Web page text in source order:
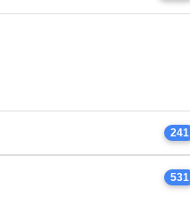
241
531